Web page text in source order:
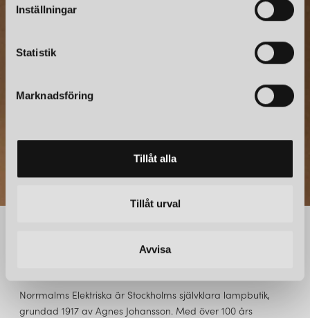
Inställningar
Statistik
Marknadsföring
Tillåt alla
Tillåt urval
Avvisa
Norrmalms Elektriska är Stockholms självklara lampbutik,
grundad 1917 av Agnes Johansson. Med över 100 års